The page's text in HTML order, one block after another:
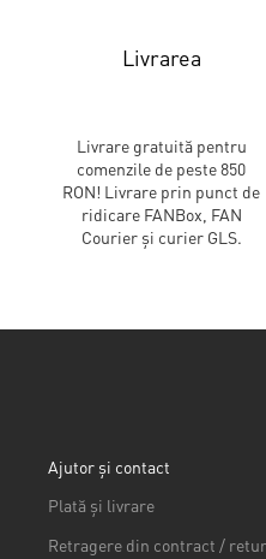
Livrarea
Livrare gratuită pentru
comenzile de peste 850
RON! Livrare prin punct de
ridicare FANBox, FAN
Courier și curier GLS.
Ajutor și contact
Plată și livrare
Retragere din contract /